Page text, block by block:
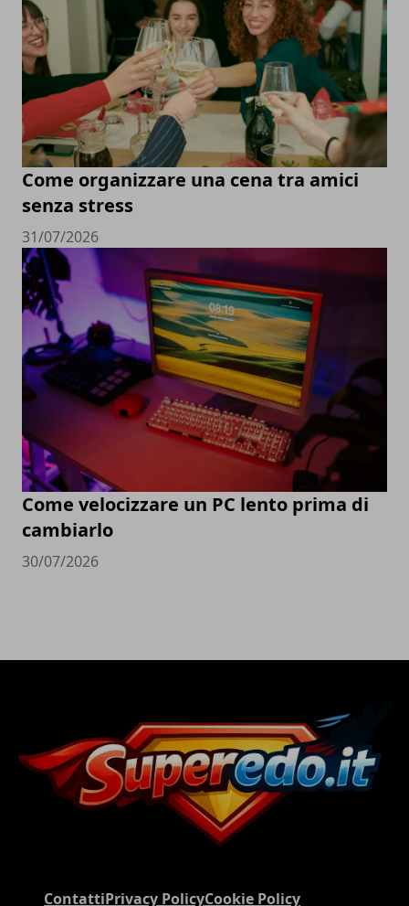
Come organizzare una cena tra amici
senza stress
31/07/2026
Come velocizzare un PC lento prima di
cambiarlo
30/07/2026
ContattiPrivacy PolicyCookie Policy